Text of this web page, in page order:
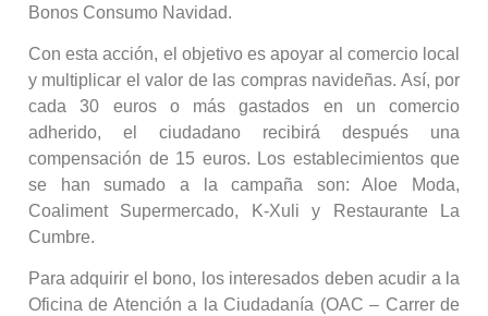
Bonos Consumo Navidad.
Con esta acción, el objetivo es apoyar al comercio local
y multiplicar el valor de las compras navideñas. Así, por
cada 30 euros o más gastados en un comercio
adherido, el ciudadano recibirá después una
compensación de 15 euros. Los establecimientos que
se han sumado a la campaña son: Aloe Moda,
Coaliment Supermercado, K-Xuli y Restaurante La
Cumbre.
Para adquirir el bono, los interesados deben acudir a la
Oficina de Atención a la Ciudadanía (OAC – Carrer de